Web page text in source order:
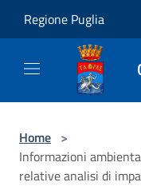
Regione Puglia
Home >
Informazioni
relative analisi di